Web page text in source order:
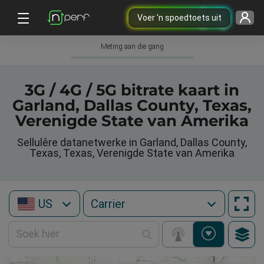
Voer 'n spoedtoets uit
Meting aan die gang
3G / 4G / 5G bitrate kaart in
Garland, Dallas County, Texas,
Verenigde State van Amerika
Sellulêre datanetwerke in Garland, Dallas County,
Texas, Texas, Verenigde State van Amerika
US